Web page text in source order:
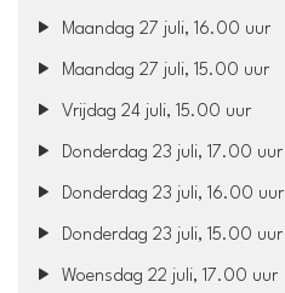
Maandag 27 juli, 16.00 uur
Maandag 27 juli, 15.00 uur
Vrijdag 24 juli, 15.00 uur
Donderdag 23 juli, 17.00 uur
Donderdag 23 juli, 16.00 uur
Donderdag 23 juli, 15.00 uur
Woensdag 22 juli, 17.00 uur